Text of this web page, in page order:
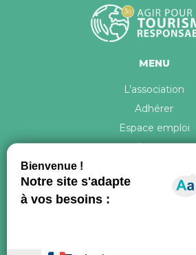
MENU
L’association
Adhérer
Espace emploi
Contact